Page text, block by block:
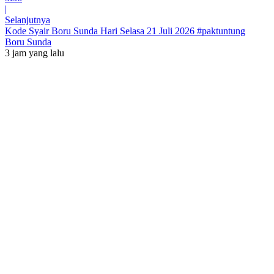
|
Selanjutnya
Kode Syair Boru Sunda Hari Selasa 21 Juli 2026 #paktuntung
Boru Sunda
3 jam yang lalu